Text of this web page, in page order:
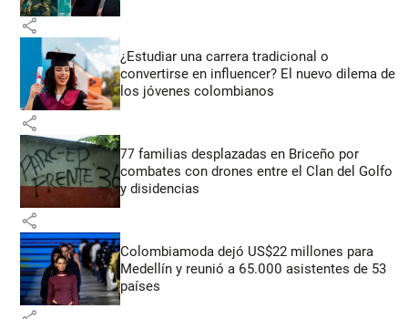
share
¿Estudiar una carrera tradicional o
convertirse en influencer? El nuevo dilema de
los jóvenes colombianos
share
77 familias desplazadas en Briceño por
combates con drones entre el Clan del Golfo
y disidencias
share
Colombiamoda dejó US$22 millones para
Medellín y reunió a 65.000 asistentes de 53
países